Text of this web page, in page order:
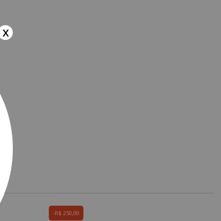
R$ 250,00
x